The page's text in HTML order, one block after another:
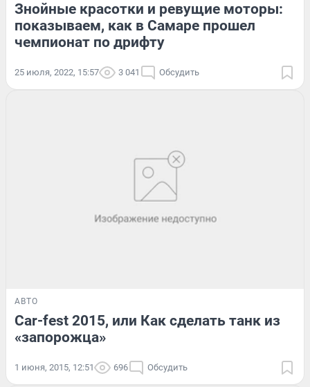
Знойные красотки и ревущие моторы:
показываем, как в Самаре прошел
чемпионат по дрифту
25 июля, 2022, 15:57 3 041 Обсудить
АВТО
Car-fest 2015, или Как сделать танк из
«запорожца»
1 июня, 2015, 12:51 696 Обсудить